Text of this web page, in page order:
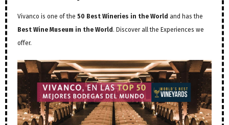
Vivanco is one of the 50 Best Wineries in the World and has the
Best Wine Museum in the World. Discover all the Experiences we
offer.